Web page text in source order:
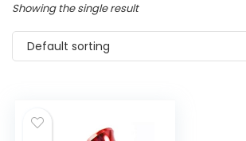
Showing the single result
Default sorting